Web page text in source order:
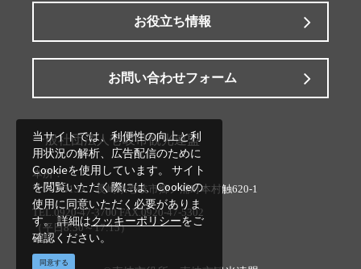
お役立ち情報
お問い合わせフォーム
一般社団法人壱岐市観光連盟
本所：
〒811-5133 長崎県壱岐市郷ノ浦町本村触620-1
TEL.0920-47-3700 FAX.0920-47-5302
（平日8:30～17:15）
当サイトでは、利便性の向上と利
用状況の解析、広告配信のために
Cookieを使用しています。 サイト
を閲覧いただく際には、Cookieの
使用に同意いただく必要がありま
す。 詳細はクッキーポリシーをご
確認ください。
同意する